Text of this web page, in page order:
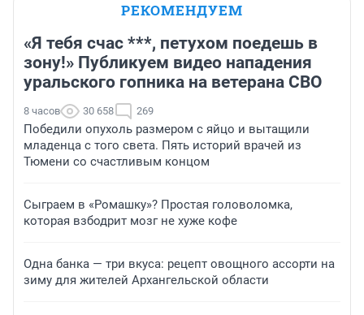
РЕКОМЕНДУЕМ
«Я тебя счас ***, петухом поедешь в
зону!» Публикуем видео нападения
уральского гопника на ветерана СВО
8 часов 30 658 269
Победили опухоль размером с яйцо и вытащили
младенца с того света. Пять историй врачей из
Тюмени со счастливым концом
Сыграем в «Ромашку»? Простая головоломка,
которая взбодрит мозг не хуже кофе
Одна банка — три вкуса: рецепт овощного ассорти на
зиму для жителей Архангельской области